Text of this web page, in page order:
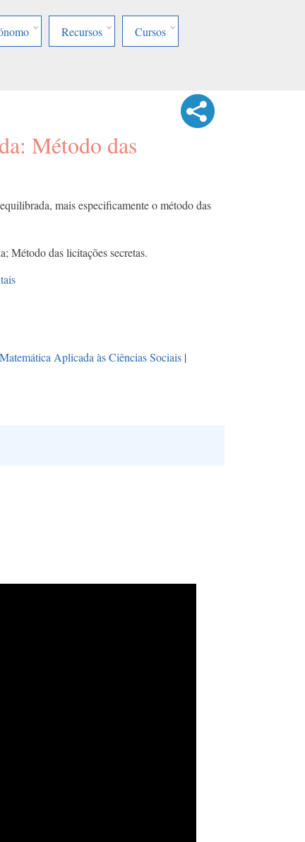
Recursos Cursos
Método das
mais especificamente o método das
Método das licitações secretas.
Matemática Aplicada às Ciências Sociais |